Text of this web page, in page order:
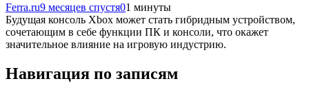
Ferra.ru9 месяцев спустя01 минуты
Будущая консоль Xbox может стать гибридным устройством,
сочетающим в себе функции ПК и консоли, что окажет
значительное влияние на игровую индустрию.
Навигация по записям